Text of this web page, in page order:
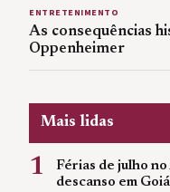
ENTRETENIMENTO
As consequências
Oppenheimer
Mais lidas
1
Férias de julho
descanso em